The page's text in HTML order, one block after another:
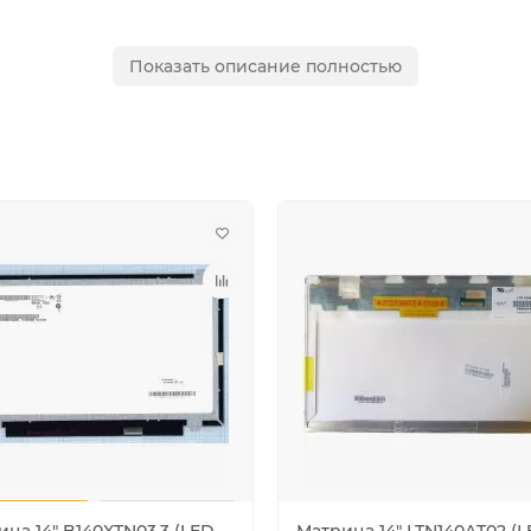
Показать описание полностью